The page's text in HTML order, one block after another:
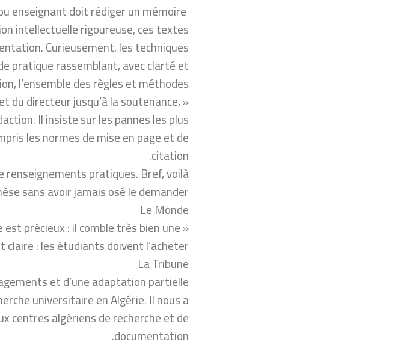
enseignant doit rédiger un mémoire
intellectuelle rigoureuse, ces textes
Curieusement, les techniques
pratique rassemblant, avec clarté et
l’ensemble des règles et méthodes.
du directeur jusqu’à la soutenance,
Il insiste sur les pannes les plus
les normes de mise en page et de
citation.
renseignements pratiques. Bref, voilà
sans avoir jamais osé le demander”. »
Le Monde
précieux : il comble très bien une
: les étudiants doivent l’acheter. »
La Tribune
et d’une adaptation partielle
universitaire en Algérie. Il nous a
centres algériens de recherche et de
documentation.